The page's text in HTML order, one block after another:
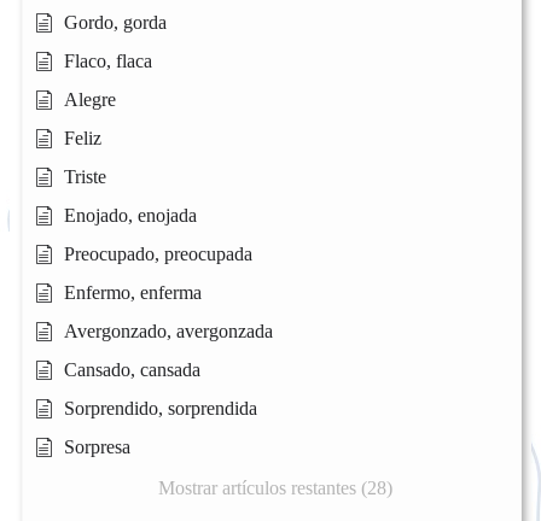
Gordo, gorda
Flaco, flaca
Alegre
Feliz
Triste
Enojado, enojada
Preocupado, preocupada
Enfermo, enferma
Avergonzado, avergonzada
Cansado, cansada
Sorprendido, sorprendida
Sorpresa
Mostrar artículos restantes (28)